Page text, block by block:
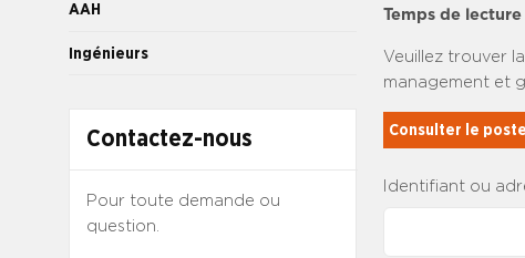
AAH
Ingénieurs
Contactez-nous
Pour toute demande ou
question.
Temps de lecture
Veuillez trouver
management et
Consulter le poste
Identifiant ou